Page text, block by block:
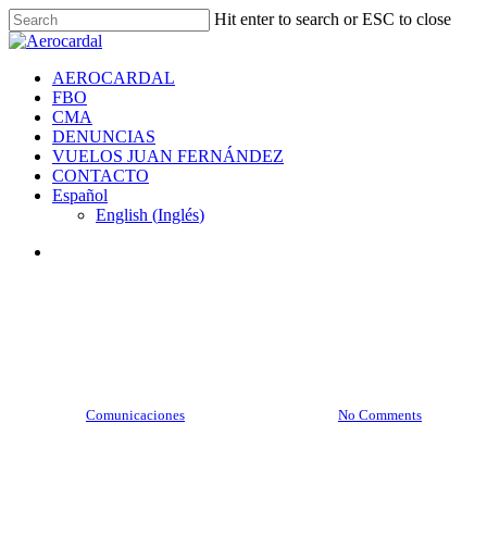
Skip
to
content
Hit enter to search or ESC to close
Close
search
Menu
AEROCARDAL
FBO
CMA
DENUNCIAS
VUELOS JUAN FERNÁNDEZ
CONTACTO
Español
English (Inglés)
Comunicaciones No Comments